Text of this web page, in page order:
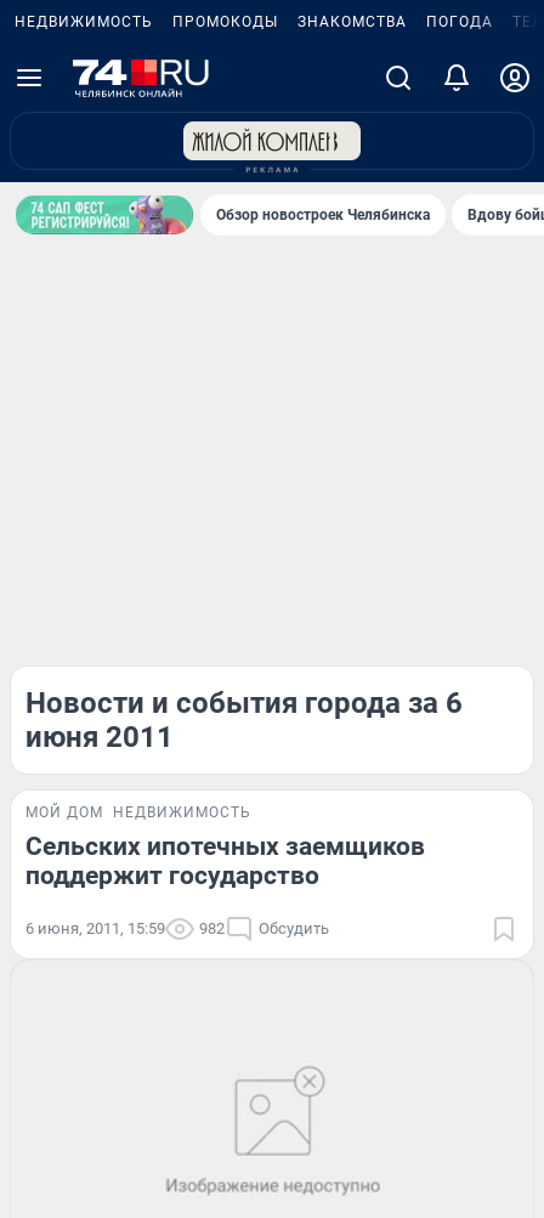
НЕДВИЖИМОСТЬ ПРОМОКОДЫ ЗНАКОМСТВА ПОГОДА
Обзор новостроек Челябинска Вдову
Новости и события города за 6
июня 2011
МОЙ ДОМ НЕДВИЖИМОСТЬ
Сельских ипотечных заемщиков
поддержит государство
6 июня, 2011, 15:59 982 Обсудить